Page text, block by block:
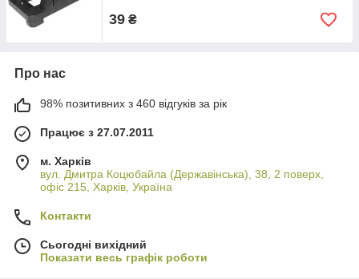
39 ₴
Про нас
98% позитивних з 460 відгуків за рік
Працює з 27.07.2011
м. Харків
вул. Дмитра Коцюбайла (Державінська), 38, 2 поверх,
офіс 215, Харків, Україна
Контакти
Сьогодні вихідний
Показати весь графік роботи